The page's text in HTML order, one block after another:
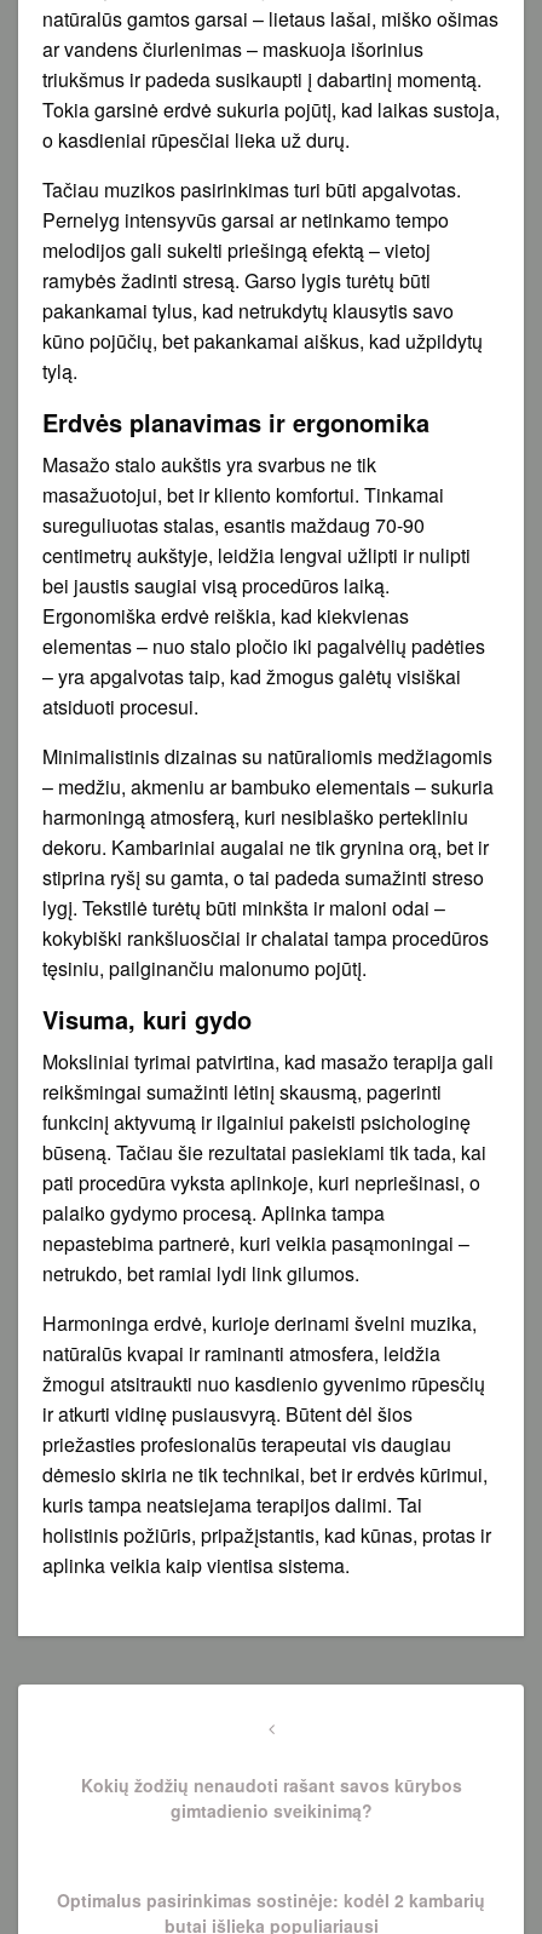
natūralūs gamtos garsai – lietaus lašai, miško ošimas
ar vandens čiurlenimas – maskuoja išorinius
triukšmus ir padeda susikaupti į dabartinį momentą.
Tokia garsinė erdvė sukuria pojūtį, kad laikas sustoja,
o kasdieniai rūpesčiai lieka už durų.
Tačiau muzikos pasirinkimas turi būti apgalvotas.
Pernelyg intensyvūs garsai ar netinkamo tempo
melodijos gali sukelti priešingą efektą – vietoj
ramybės žadinti stresą. Garso lygis turėtų būti
pakankamai tylus, kad netrukdytų klausytis savo
kūno pojūčių, bet pakankamai aiškus, kad užpildytų
tylą.
Erdvės planavimas ir ergonomika
Masažo stalo aukštis yra svarbus ne tik
masažuotojui, bet ir kliento komfortui. Tinkamai
sureguliuotas stalas, esantis maždaug 70-90
centimetrų aukštyje, leidžia lengvai užlipti ir nulipti
bei jaustis saugiai visą procedūros laiką.
Ergonomiška erdvė reiškia, kad kiekvienas
elementas – nuo stalo pločio iki pagalvėlių padėties
– yra apgalvotas taip, kad žmogus galėtų visiškai
atsiduoti procesui.
Minimalistinis dizainas su natūraliomis medžiagomis
– medžiu, akmeniu ar bambuko elementais – sukuria
harmoningą atmosferą, kuri nesiblaško pertekliniu
dekoru. Kambariniai augalai ne tik grynina orą, bet ir
stiprina ryšį su gamta, o tai padeda sumažinti streso
lygį. Tekstilė turėtų būti minkšta ir maloni odai –
kokybiški rankšluosčiai ir chalatai tampa procedūros
tęsiniu, pailginančiu malonumo pojūtį.
Visuma, kuri gydo
Moksliniai tyrimai patvirtina, kad masažo terapija gali
reikšmingai sumažinti lėtinį skausmą, pagerinti
funkcinį aktyvumą ir ilgainiui pakeisti psichologinę
būseną. Tačiau šie rezultatai pasiekiami tik tada, kai
pati procedūra vyksta aplinkoje, kuri nepriešinasi, o
palaiko gydymo procesą. Aplinka tampa
nepastebima partnerė, kuri veikia pasąmoningai –
netrukdo, bet ramiai lydi link gilumos.
Harmoninga erdvė, kurioje derinami švelni muzika,
natūralūs kvapai ir raminanti atmosfera, leidžia
žmogui atsitraukti nuo kasdienio gyvenimo rūpesčių
ir atkurti vidinę pusiausvyrą. Būtent dėl šios
priežasties profesionalūs terapeutai vis daugiau
dėmesio skiria ne tik technikai, bet ir erdvės kūrimui,
kuris tampa neatsiejama terapijos dalimi. Tai
holistinis požiūris, pripažįstantis, kad kūnas, protas ir
aplinka veikia kaip vientisa sistema.
Navigacija
Previous
Kokių žodžių nenaudoti rašant savos kūrybos
gimtadienio sveikinimą?
Next
Optimalus pasirinkimas sostinėje: kodėl 2 kambarių
butai išlieka populiariausi